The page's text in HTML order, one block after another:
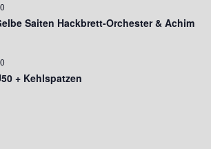
Saiten Hackbrett-Orchester & Achim
+ Kehlspatzen